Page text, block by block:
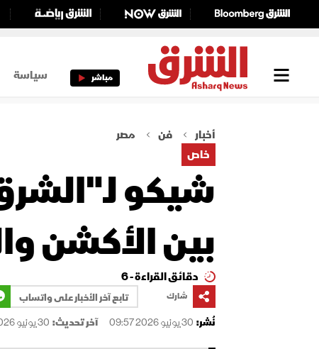
مباشر سياسة
أخبار فن
مصر
خاص
شيكو
بين الأكشن
دقائق القراءة - 6
شارك
تابع آخر الأخبار على واتساب
نُشر: 30 يونيو 2026 09:57 آخر تحديث: 30 يونيو 2026 09:57